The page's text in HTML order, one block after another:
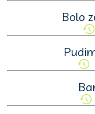
Bolo